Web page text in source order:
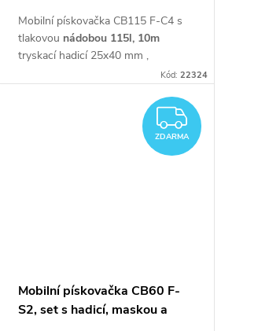
Mobilní pískovačka CB115 F-C4 s
tlakovou nádobou 115l, 10m
tryskací hadicí 25x40 mm ,
ochrannou
Start/Stop
Kód: 22324
ZDARMA
Mobilní pískovačka CB60 F-
S2, set s hadicí, maskou a